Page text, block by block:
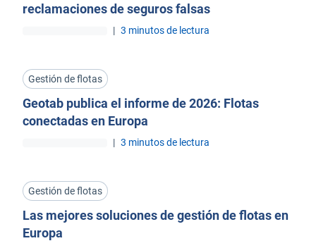
reclamaciones de seguros falsas
| 3 minutos de lectura
Gestión de flotas
Geotab publica el informe de 2026: Flotas
conectadas en Europa
| 3 minutos de lectura
Gestión de flotas
Las mejores soluciones de gestión de flotas en
Europa